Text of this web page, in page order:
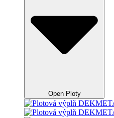
Open Ploty